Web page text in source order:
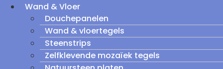
Wand & Vloer
Douchepanelen
Wand & vloertegels
Steenstrips
Zelfklevende mozaïek tegels